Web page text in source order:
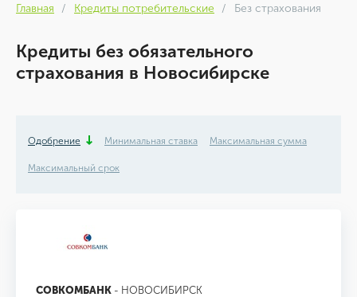
Главная Кредиты потребительские Без страхования
Кредиты без обязательного
страхования в Новосибирске
Одобрение Минимальная ставка Максимальная сумма
Максимальный срок
СОВКОМБАНК - НОВОСИБИРСК